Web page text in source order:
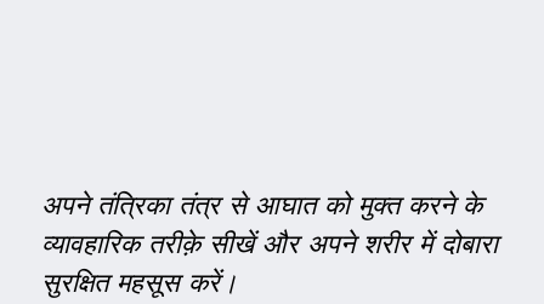
अपने तंत्रिका तंत्र से आघात को मुक्त करने के
व्यावहारिक तरीक़े सीखें और अपने शरीर में दोबारा
सुरक्षित महसूस करें।